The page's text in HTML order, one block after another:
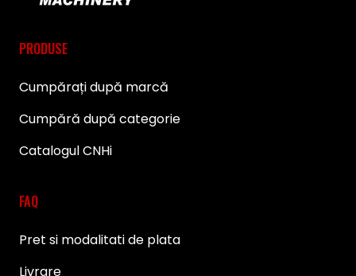
PRODUSE
Cumpărați după marcă
Cumpără după categorie
Catalogul CNHi
FAQ
Pret si modalitati de plata
Livrare